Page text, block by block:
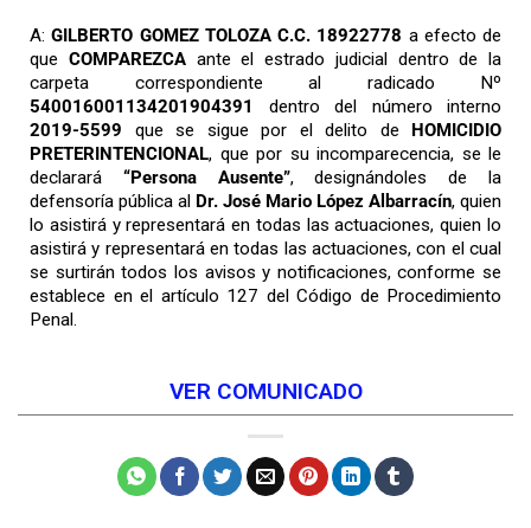
A:GILBERTO GOMEZ TOLOZA C.C. 18922778 a efecto de
que COMPAREZCAante el estrado judicial dentro de la
carpeta correspondiente al radicado Nº
540016001134201904391
dentro del número interno
2019-5599 que se sigue por el delito de
HOMICIDIO
PRETERINTENCIONAL, que por su incomparecencia, se le
declarará “Persona Ausente”, designándoles de la
defensoría pública al Dr. José Mario López Albarracín, quien
lo asistirá y representará en todas las actuaciones, quien lo
asistirá y representará en todas las actuaciones, con el cual
se surtirán todos los avisos y notificaciones, conforme se
establece en el artículo 127 del Código de Procedimiento
Penal.
VER COMUNICADO